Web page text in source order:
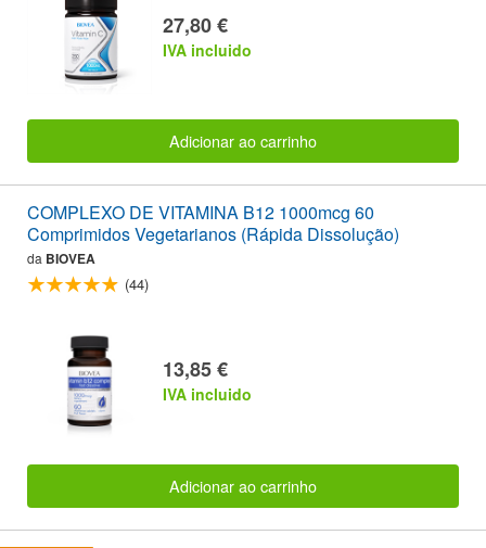
27,80 €
IVA incluido
Adicionar ao carrinho
COMPLEXO DE VITAMINA B12 1000mcg 60
Comprimidos Vegetarianos (Rápida Dissolução)
da BIOVEA
(44)
13,85 €
IVA incluido
Adicionar ao carrinho